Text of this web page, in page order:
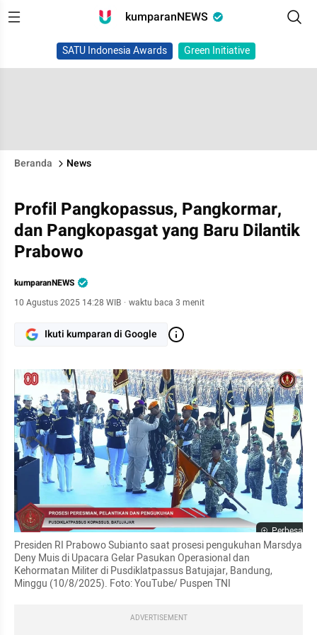
kumparanNEWS
SATU Indonesia Awards Green Initiative
Beranda News
Profil Pangkopassus, Pangkormar,
dan Pangkopasgat yang Baru Dilantik
Prabowo
kumparanNEWS
10 Agustus 2025 14:28 WIB · waktu baca 3 menit
Ikuti kumparan di Google
Perbesar
Presiden RI Prabowo Subianto saat prosesi pengukuhan Marsdya
Deny Muis di Upacara Gelar Pasukan Operasional dan
Kehormatan Militer di Pusdiklatpassus Batujajar, Bandung,
Minggu (10/8/2025). Foto: YouTube/ Puspen TNI
ADVERTISEMENT